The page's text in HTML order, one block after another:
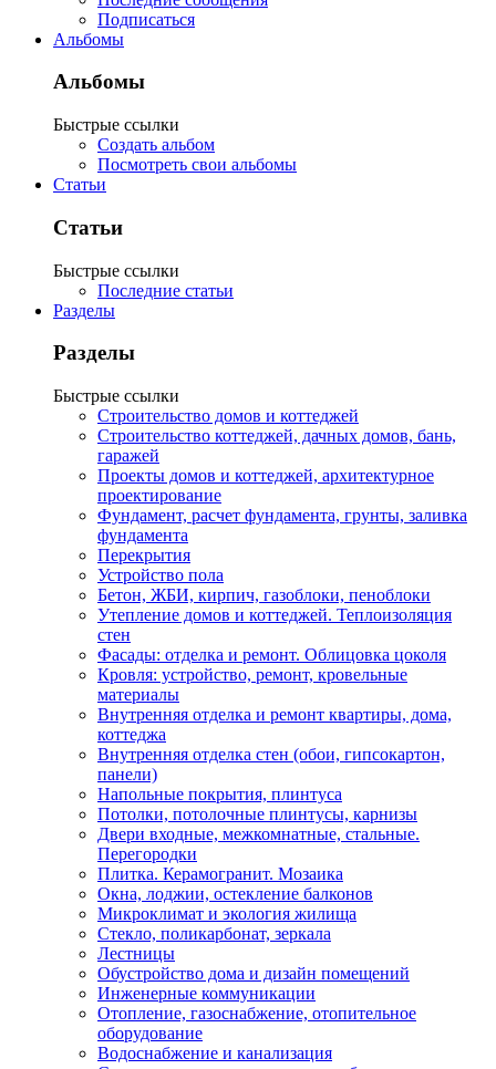
Подписаться
Альбомы
Альбомы
Быстрые ссылки
Создать альбом
Посмотреть свои альбомы
Статьи
Статьи
Быстрые ссылки
Последние статьи
Разделы
Разделы
Быстрые ссылки
Строительство домов и коттеджей
Строительство коттеджей, дачных домов, бань,
гаражей
Проекты домов и коттеджей, архитектурное
проектирование
Фундамент, расчет фундамента, грунты, заливка
фундамента
Перекрытия
Устройство пола
Бетон, ЖБИ, кирпич, газоблоки, пеноблоки
Утепление домов и коттеджей. Теплоизоляция
стен
Фасады: отделка и ремонт. Облицовка цоколя
Кровля: устройство, ремонт, кровельные
материалы
Внутренняя отделка и ремонт квартиры, дома,
коттеджа
Внутренняя отделка стен (обои, гипсокартон,
панели)
Напольные покрытия, плинтуса
Потолки, потолочные плинтусы, карнизы
Двери входные, межкомнатные, стальные.
Перегородки
Плитка. Керамогранит. Мозаика
Окна, лоджии, остекление балконов
Микроклимат и экология жилища
Стекло, поликарбонат, зеркала
Лестницы
Обустройство дома и дизайн помещений
Инженерные коммуникации
Отопление, газоснабжение, отопительное
оборудование
Водоснабжение и канализация